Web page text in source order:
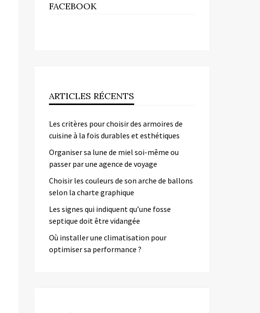
FACEBOOK
ARTICLES RÉCENTS
Les critères pour choisir des armoires de
cuisine à la fois durables et esthétiques
Organiser sa lune de miel soi-même ou
passer par une agence de voyage
Choisir les couleurs de son arche de ballons
selon la charte graphique
Les signes qui indiquent qu’une fosse
septique doit être vidangée
Où installer une climatisation pour
optimiser sa performance ?